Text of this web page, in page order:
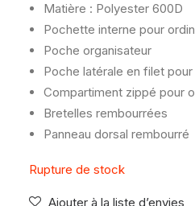
Matière : Polyester 600D
Pochette interne pour
Poche organisateur
Poche latérale en filet
Compartiment zippé pour
Bretelles rembourrées
Panneau dorsal rembourré
Rupture de stock
Ajouter à la liste d’envies